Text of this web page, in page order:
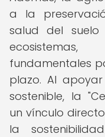
a la
salud del
fundamentales
plazo. Al
sostenible, la
un vínculo
la